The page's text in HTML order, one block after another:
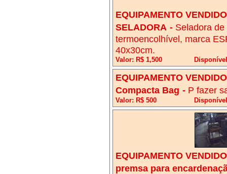
EQUIPAMENTO
SELADORA - Seladora
termoencolhível, marca
40x30cm.
Valor: R$ 1,500
EQUIPAMENTO
Compacta Bag - P fazer
Valor: R$ 500
EQUIPAMENTO
premsa para